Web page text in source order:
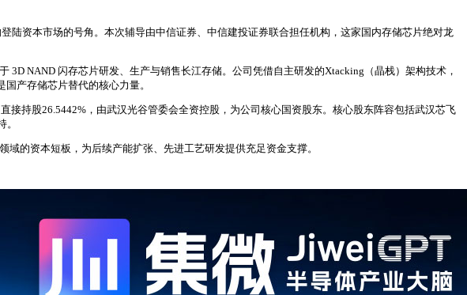
陆资本市场的号角。本次辅导由中信证券、中信建投证券联合担任机构，这家国内存储芯片绝对龙
NAND 闪存芯片研发、生产与销售长江存储。公司凭借自主研发的Xtacking（晶栈）架构技术，
产存储芯片替代的核心力量。
持股26.5442%，由武汉光谷管委会全资控股，为公司核心国资股东。核心股东阵容包括武汉芯飞
的资本短板，为后续产能扩张、先进工艺研发提供充足资金支撑。